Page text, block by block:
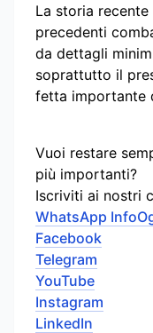
La storia
precedenti
da dettagli
soprattutto il
fetta importante
Vuoi restare
più importanti?
Iscriviti ai nostri
WhatsApp
Facebook
Telegram
YouTube
Instagram
LinkedIn